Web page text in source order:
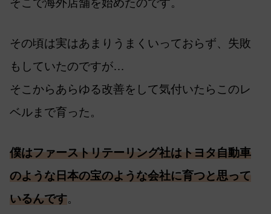
そこで海外店舗を始めたのです。
その頃は実はあまりうまくいっておらず、失敗
もしていたのですが…
そこからあらゆる改善をして気付いたらこのレ
ベルまで育った。
僕はファーストリテーリング社はトヨタ自動車
のような日本の宝のような会社に育つと思って
いるんです。